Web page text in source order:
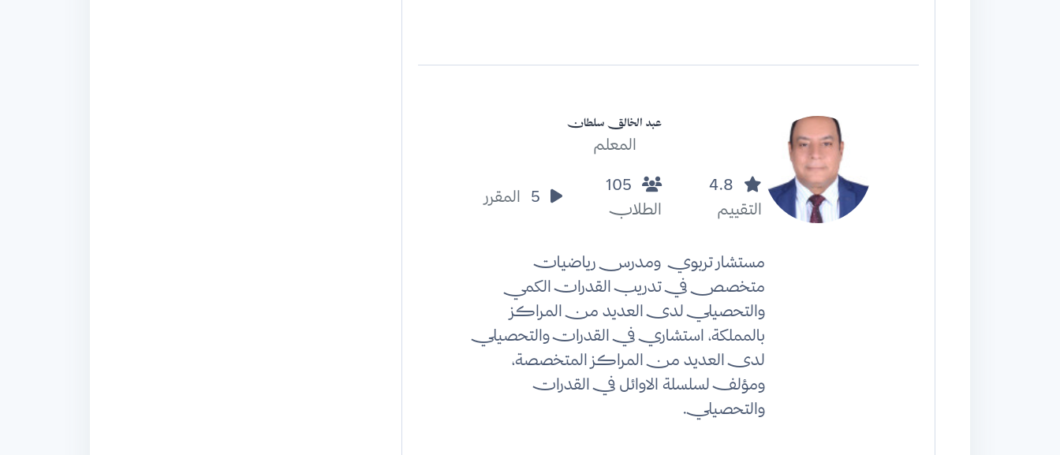
عبد الخالق سلطان
المعلم
4.8
التقييم
105
الطلاب
5 المقرر
مستشار تربوي ومدرس رياضيات
متخصص في تدريب القدرات الكمي
والتحصيلي لدى العديد من المراكز
بالمملكة، استشاري في القدرات والتحصيلي
لدى العديد من المراكز المتخصصة،
ومؤلف لسلسلة الاوائل في القدرات
والتحصيلي.